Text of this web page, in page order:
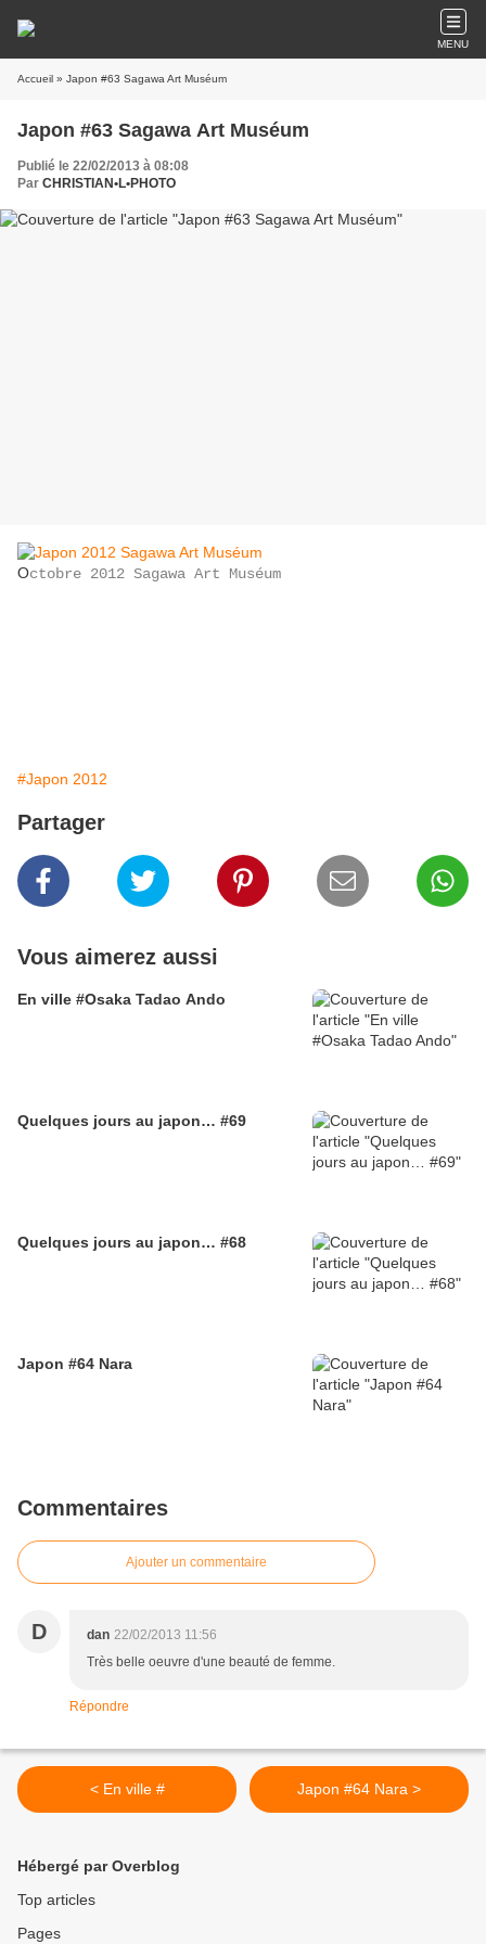
MENU
Accueil » Japon #63 Sagawa Art Muséum
Japon #63 Sagawa Art Muséum
Publié le 22/02/2013 à 08:08
Par CHRISTIAN•L•PHOTO
Octobre 2012 Sagawa Art Muséum
#Japon 2012
Partager
Vous aimerez aussi
En ville #Osaka Tadao Ando
Quelques jours au japon… #69
Quelques jours au japon… #68
Japon #64 Nara
Commentaires
Ajouter un commentaire
D dan 22/02/2013 11:56
Très belle oeuvre d'une beauté de femme.
Répondre
< En ville # Japon #64 Nara >
Hébergé par Overblog
Top articles
Pages